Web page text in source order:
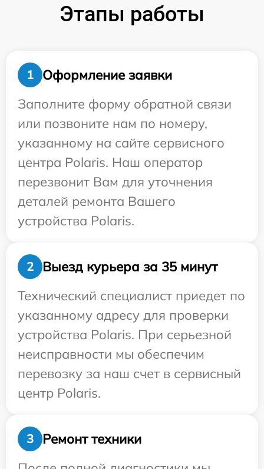
Этапы работы
1
Оформление заявки
Заполните форму обратной связи
или позвоните нам по номеру,
указанному на сайте сервисного
центра Polaris. Наш оператор
перезвонит Вам для уточнения
деталей ремонта Вашего
устройства Polaris.
2
Выезд курьера за 35 минут
Технический специалист приедет по
указанному адресу для проверки
устройства Polaris. При серьезной
неисправности мы обеспечим
перевозку за наш счет в сервисный
центр Polaris.
3
Ремонт техники